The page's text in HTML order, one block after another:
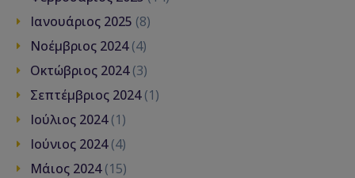
Ιανουάριος 2025 (8)
Νοέμβριος 2024(4)
Οκτώβριος 2024(3)
Σεπτέμβριος 2024(1)
Ιούλιος 2024(1)
Ιούνιος 2024(4)
Μάιος 2024(15)